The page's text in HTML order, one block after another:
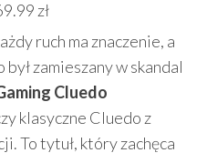
zł
ruch ma znaczenie, a
zamieszany w skandal
Cluedo
klasyczne Cluedo z
To tytuł, który zachęca